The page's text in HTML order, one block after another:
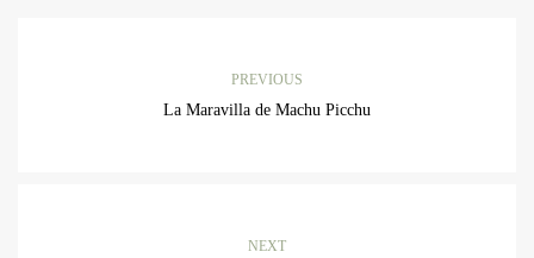
PREVIOUS
La Maravilla de Machu Picchu
NEXT